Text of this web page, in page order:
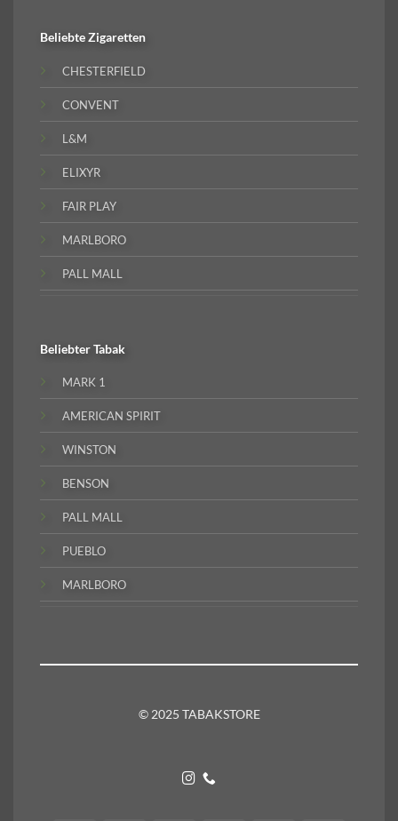
BeliebteZigaretten
CHESTERFIELD
CONVENT
L&M
ELIXYR
FAIR PLAY
MARLBORO
PALL MALL
BeliebterTabak
MARK 1
AMERICAN SPIRIT
WINSTON
BENSON
PALL MALL
PUEBLO
MARLBORO
© 2025 TABAKSTORE